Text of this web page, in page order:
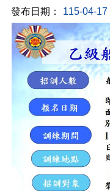
發布日期： 115-04-17